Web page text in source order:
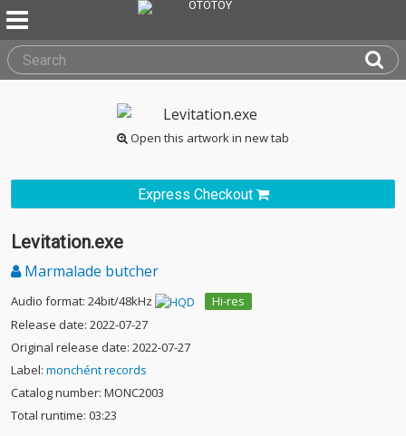
Open this artwork in new tab
Express Checkout
Levitation.exe
Marmalade butcher
Audio format: 24bit/48kHz
Hi-res
Release date: 2022-07-27
Original release date: 2022-07-27
Label: monchént records
Catalog number: MONC2003
Total runtime: 03:23